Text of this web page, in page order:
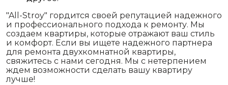
"All-Stroy" гордится своей репутацией надежного
и профессионального подхода к ремонту. Мы
создаем квартиры, которые отражают ваш стиль
и комфорт. Если вы ищете надежного партнера
для ремонта двухкомнатной квартиры,
свяжитесь с нами сегодня. Мы с нетерпением
ждем возможности сделать вашу квартиру
лучше!